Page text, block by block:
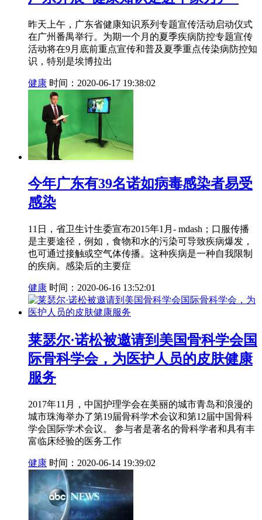
昨天上午，广东省健康知识系列专题宣传活动启动仪式
在广州番禺举行。为期一个月的夏季疾病防控专题宣传
活动将在9月底前重点宣传和普及夏季重点传染病防控知
识，特别是埃博拉出
健康 时间：2020-06-17 19:38:02
今年广东有39名诺如病毒感染者易受
感染
11日，省卫生计生委宣布2015年1月- mdash；口服传播
是主要途径，例如，食物和水的污染可导致疾病爆发，
也可通过接触或空气体传播。这种疾病是一种自我限制
的疾病。感染后的主要症
健康 时间：2020-06-16 13:52:01
莱瑟尔·诺松被邀请到美国骨科学会国
际骨科学会，为医护人员的皮肤健康
服务
2017年11月，中国护理学会在美丽的城市青岛和浪漫的
城市珠海举办了第19届骨科学术会议和第12届中国骨科
学会国际学术会议。 参与者是著名的骨科学者和具有丰
富临床经验的医务工作
健康 时间：2020-06-14 19:39:02